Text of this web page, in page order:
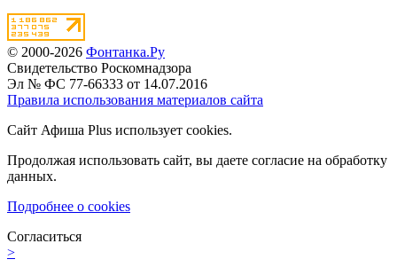
© 2000-2026 Фонтанка.Ру
Свидетельство Роскомнадзора
Эл № ФС 77-66333 от 14.07.2016
Правила использования материалов сайта
Сайт Афиша Plus использует cookies.
Продолжая использовать сайт, вы даете согласие на обработку
данных.
Подробнее о cookies
Согласиться
>